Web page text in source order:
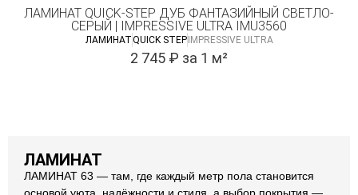
ЛАМИНАТ QUICK-STEP ДУБ ФАНТАЗИЙНЫЙ СВЕТЛО-
СЕРЫЙ | IMPRESSIVE ULTRA IMU3560
ЛАМИНАТQUICK STEP IMPRESSIVE ULTRA
2 745 ₽ за 1 м²
ЛАМИНАТ
ЛАМИНАТ 63 — там, где каждый метр пола становится